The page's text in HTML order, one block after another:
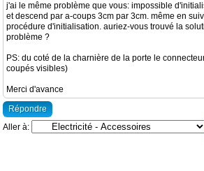
j'ai le même problème que vous: impossible
et descend par a-coups 3cm par 3cm. même en
procédure d'initialisation. auriez-vous trouvé la
problème ?
PS: du coté de la charnière de la porte le
coupés visibles)
Merci d'avance
Répondre
Aller à: